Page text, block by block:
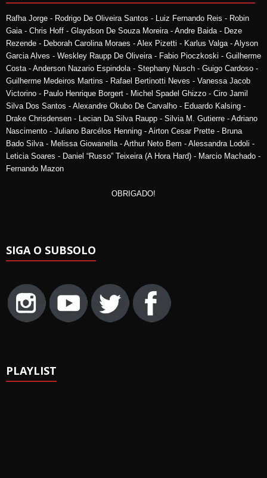
Rafha Jorge - Rodrigo De Oliveira Santos - Luiz Fernando Reis - Robin
Gaia - Chris Hoff - Glaydson De Souza Moreira - Andre Baida - Deze
Rezende - Deborah Carolina Moraes - Alex Pizetti - Karlus Valga - Alyson
Garcia Alves - Weskley Raupp De Oliveira - Fabio Pioczkoski - Guilherme
Costa - Anderson Nazario Espindola - Stephany Nusch - Guigo Cardoso -
Guilherme Medeiros Martins - Rafael Bertinotti Neves - Vanessa Jacob
Victorino - Paulo Henrique Borgert - Michel Spadel Ghizzo - Ciro Jamil
Silva Dos Santos - Alexandre Okubo De Carvalho - Eduardo Kalsing -
Drake Chrisdensen - Lecian Da Silva Raupp - Silvia M. Gutierre - Adriano
Nascimento - Juliano Barcélos Henning - Airton Cesar Prette - Bruna
Bado Silva - Melissa Giowanella - Arthur Neto Bem - Alessandra Lodoli -
Leticia Soares - Daniel “Russo” Teixeira (A Hora Hard) - Marcio Machado -
Fernando Mazon
OBRIGADO!
SIGA O SUBSOLO
PLAYLIST